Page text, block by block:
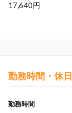
17,640円
勤務時間・休日
勤務時間